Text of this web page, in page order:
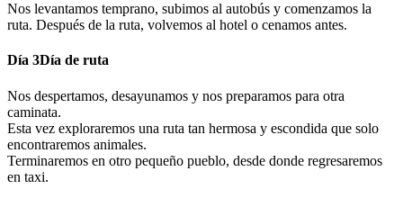
Nos levantamos temprano, subimos al autobús y comenzamos la
ruta. Después de la ruta, volvemos al hotel o cenamos antes.
Día 3Día de ruta
Nos despertamos, desayunamos y nos preparamos para otra
caminata.
Esta vez exploraremos una ruta tan hermosa y escondida que solo
encontraremos animales.
Terminaremos en otro pequeño pueblo, desde donde regresaremos
en taxi.